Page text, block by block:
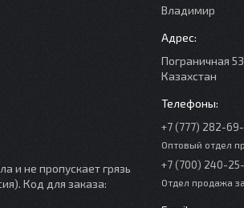
и не пропускает грязь
Код для заказа:
Владимир
Пограничная
Казахстан
+7 (777) 282-69-
Оптовый отдел
+7 (700) 240-
Отдел продажа